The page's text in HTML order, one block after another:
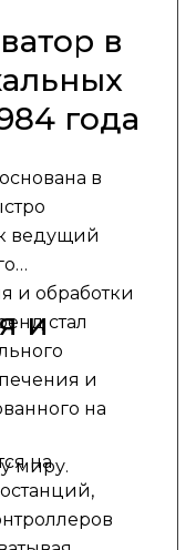
в
года
в
ведущий
и обработки
стал
и
на
миру.
и
на